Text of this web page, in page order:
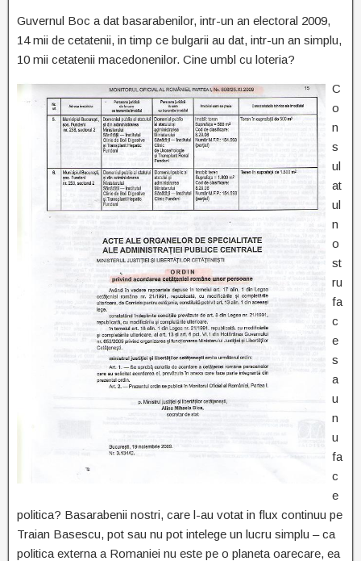
Guvernul Boc a dat basarabenilor, intr-un an electoral 2009,
14 mii de cetatenii, in timp ce bulgarii au dat, intr-un an simplu,
10 mii cetatenii macedonenilor. Cine umbl cu loteria?
C
o
n
s
ul
at
ul
n
o
st
ru
fa
c
e
s
a
u
n
u
fa
c
e
politica? Basarabenii nostri, care l-au votat in flux continuu pe
Traian Basescu, pot sau nu pot intelege un lucru simplu – ca
politica externa a Romaniei nu este pe o planeta oarecare, ea